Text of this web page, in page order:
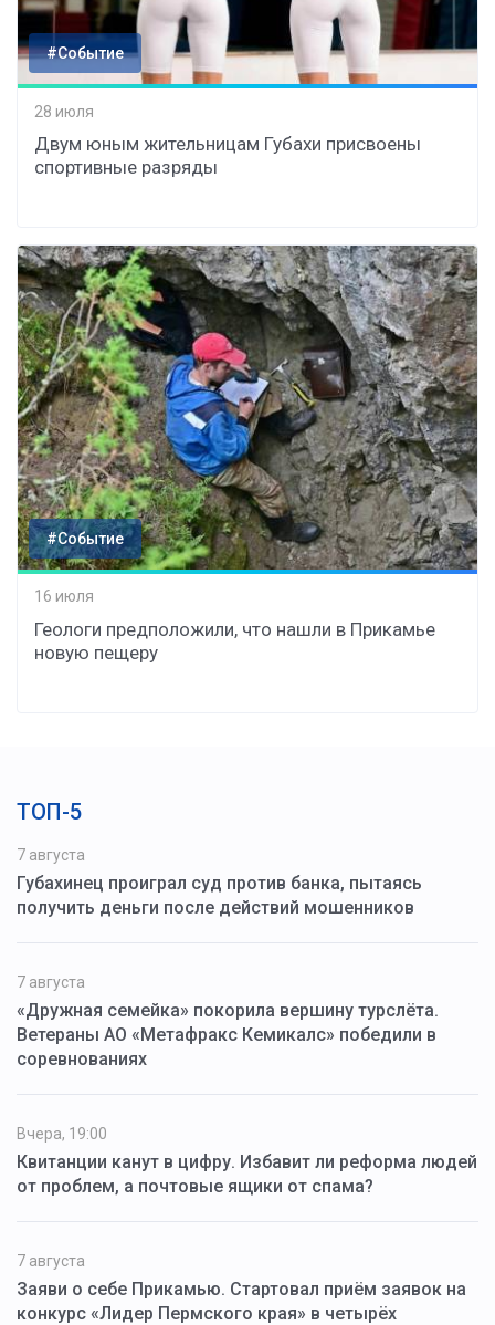
#Событие
28 июля
Двум юным жительницам Губахи присвоены
спортивные разряды
#Событие
16 июля
Геологи предположили, что нашли в Прикамье
новую пещеру
ТОП-5
7 августа
Губахинец проиграл суд против банка, пытаясь
получить деньги после действий мошенников
7 августа
«Дружная семейка» покорила вершину турслёта.
Ветераны АО «Метафракс Кемикалс» победили в
соревнованиях
Вчера, 19:00
Квитанции канут в цифру. Избавит ли реформа людей
от проблем, а почтовые ящики от спама?
7 августа
Заяви о себе Прикамью. Стартовал приём заявок на
конкурс «Лидер Пермского края» в четырёх